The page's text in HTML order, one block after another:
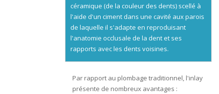
céramique (de la couleur des dents) scellé à
l'aide d'un ciment dans une cavité aux parois
de laquelle il s'adapte en reproduisant
l'anatomie occlusale de la dent et ses
rapports avec les dents voisines.
Par rapport au plombage traditionnel, l'inlay
présente de nombreux avantages :